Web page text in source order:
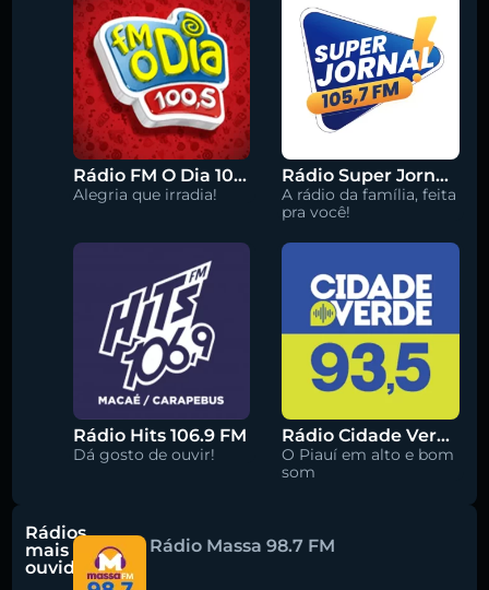
Rádio FM O Dia 100.5
Alegria que irradia!
Rádio Super Jornal 105.7 FM
A rádio da família, feita
pra você!
Rádio Hits 106.9 FM
Dá gosto de ouvir!
Rádio Cidade Verde 93.5 FM
O Piauí em alto e bom
som
Rádios
mais
ouvidas
Rádio Massa 98.7 FM